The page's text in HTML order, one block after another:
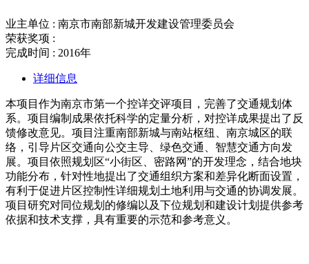
业主单位 : 南京市南部新城开发建设管理委员会
荣获奖项 :
完成时间 : 2016年
详细信息
本项目作为南京市第一个控详交评项目，完善了交通规划体
系。项目编制成果依托科学的定量分析，对控详成果提出了反
馈修改意见。项目注重南部新城与南站枢纽、南京城区的联
络，引导片区交通向公交主导、绿色交通、智慧交通方向发
展。项目依照规划区“小街区、密路网”的开发理念，结合地块
功能分布，针对性地提出了交通组织方案和差异化断面设置，
有利于促进片区控制性详细规划土地利用与交通的协调发展。
项目研究对同位规划的修编以及下位规划和建设计划提供参考
依据和技术支撑，具有重要的示范和参考意义。